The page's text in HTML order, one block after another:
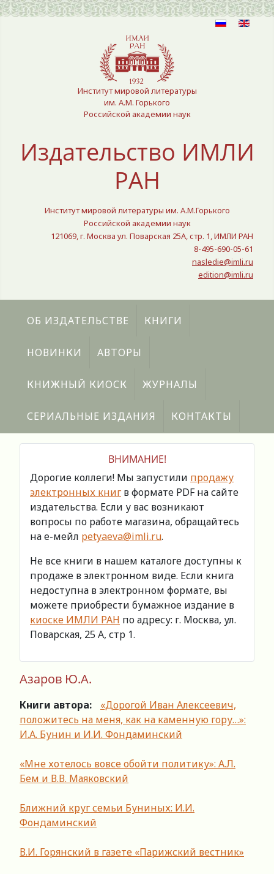
Выберите язык
Институт мировой литературы
им. А.М. Горького
Российской академии наук
Издательство ИМЛИ
РАН
Институт мировой литературы им. А.М.Горького
Российской академии наук
121069, г. Москва ул. Поварская 25A, стр. 1, ИМЛИ РАН
8-495-690-05-61
nasledie@imli.ru
edition@imli.ru
ОБ ИЗДАТЕЛЬСТВЕ КНИГИ
НОВИНКИ АВТОРЫ
КНИЖНЫЙ КИОСК ЖУРНАЛЫ
СЕРИАЛЬНЫЕ ИЗДАНИЯ КОНТАКТЫ
ВНИМАНИЕ!
Дорогие коллеги! Мы запустили продажу
электронных книг в формате PDF на сайте
издательства. Если у вас возникают
вопросы по работе магазина, обращайтесь
на е-мейл petyaeva@imli.ru.
Не все книги в нашем каталоге доступны к
продаже в электронном виде. Если книга
недоступна в электронном формате, вы
можете приобрести бумажное издание в
киоске ИМЛИ РАН по адресу: г. Москва, ул.
Поварская, 25 А, стр 1.
Азаров Ю.А.
Книги автора:
«Дорогой Иван Алексеевич,
положитесь на меня, как на каменную гору…»:
И.А. Бунин и И.И. Фондаминский
«Мне хотелось вовсе обойти политику»: А.Л.
Бем и В.В. Маяковский
Ближний круг семьи Буниных: И.И.
Фондаминский
В.И. Горянский в газете «Парижский вестник»